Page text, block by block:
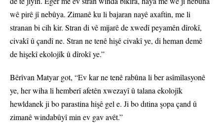
wê pirê jî nebûya. Zimanê ku li bajaran nayê axaftin, me li
stranan bi cih kir. Stran di vê mijarê de xwedî peyamên dîrokî,
civakî û çandî ne. Stran ne tenê hişê civakî ye, di heman demê
de hişekî ekolojîk û dîrokî ye.”
Bêrîvan Matyar got, “Ev kar ne tenê rabûna li ber asîmîlasyonê
ye, her wiha li hemberî afetên xwezayî û talana ekolojîk
hewldanek ji bo parastina hişê gel e. Ji bo dıtina şopa çand û
zimanê windabûyî min ev gav avêt.”